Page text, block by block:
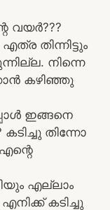
വയർ???
തിന്നിട്ടും
നിന്നെ
കഴിഞ്ഞു
ഇങ്ങനെ
കടിച്ചു തിന്നോ
എല്ലാം
കടിച്ചു